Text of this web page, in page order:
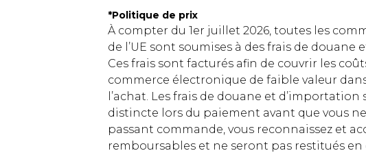
*Politique de prix
À compter du 1er juillet 2026, toutes les
de l’UE sont soumises à des frais de
Ces frais sont facturés afin de couvrir les
commerce électronique de faible valeur
l’achat. Les frais de douane et
distincte lors du paiement avant que vous
passant commande, vous reconnaissez et
remboursables et ne seront pas restitués en